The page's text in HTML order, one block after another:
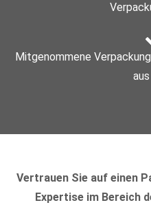
Mitgenommene
Vertrauen Sie auf einen
Expertise im Bereich